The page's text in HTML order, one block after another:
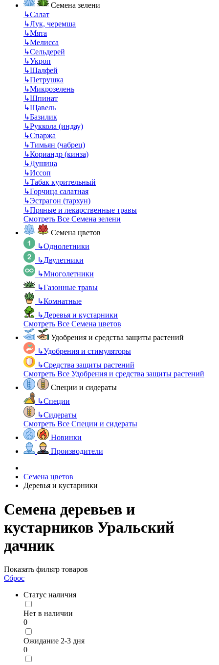
Семена зелени
↳Салат
↳Лук, черемша
↳Мята
↳Мелисса
↳Сельдерей
↳Укроп
↳Шалфей
↳Петрушка
↳Микрозелень
↳Шпинат
↳Щавель
↳Базилик
↳Руккола (индау)
↳Спаржа
↳Тимьян (чабрец)
↳Кориандр (кинза)
↳Душица
↳Иссоп
↳Табак курительный
↳Горчица салатная
↳Эстрагон (тархун)
↳Пряные и лекарственные травы
Смотреть Все Семена зелени
Семена цветов
↳Однолетники
↳Двулетники
↳Многолетники
↳Газонные травы
↳Комнатные
↳Деревья и кустарники
Смотреть Все Семена цветов
Удобрения и средства защиты растений
↳Удобрения и стимуляторы
↳Средства защиты растений
Смотреть Все Удобрения и средства защиты растений
Специи и сидераты
↳Специи
↳Сидераты
Смотреть Все Специи и сидераты
Новинки
Производители
Семена цветов
Деревья и кустарники
Семена деревьев и
кустарников Уральский
дачник
Показать фильтр товаров
Сброс
Статус наличия
Нет в наличии
0
Ожидание 2-3 дня
0